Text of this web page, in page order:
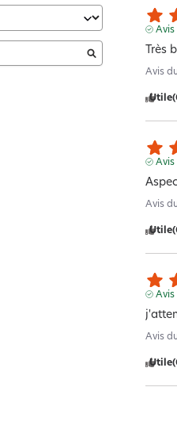
Avis
Très
Avis
Utile
Avis
Avis
Utile
Avis
Avis
Utile